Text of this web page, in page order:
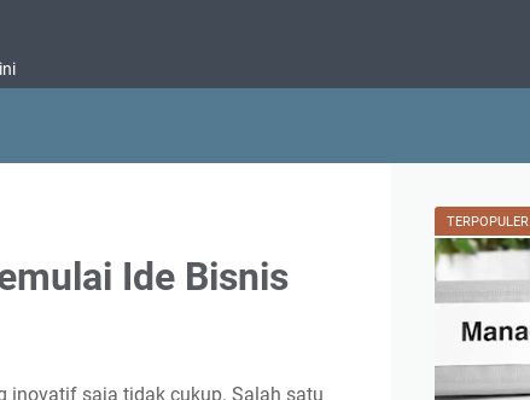
Ide Bisnis
inovatif saja tidak cukup. Salah satu
TERPOPULER